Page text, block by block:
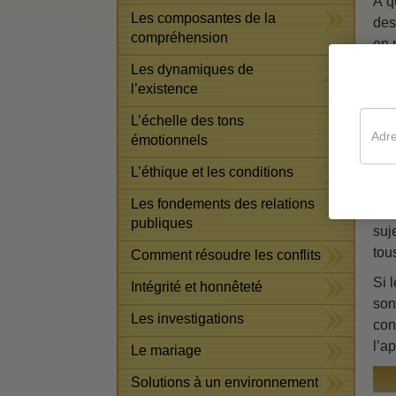
en
la
Si
Les composantes de la
compréhension
Les dynamiques de
l’existence
L’échelle des tons
émotionnels
L’éthique et les conditions
Les fondements des relations
publiques
Comment résoudre les conflits
Intégrité et honnêteté
Les investigations
Le mariage
Solutions à un environnement